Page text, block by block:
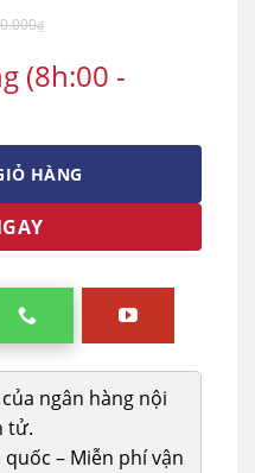
₫
(8h:00 -
HÀNG
ngân hàng nội
tử.
– Miễn phí vận